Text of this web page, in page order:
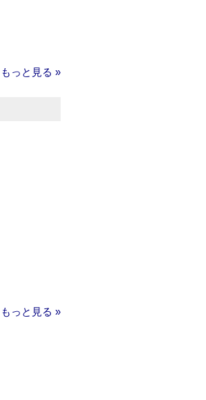
もっと見る »
もっと見る »